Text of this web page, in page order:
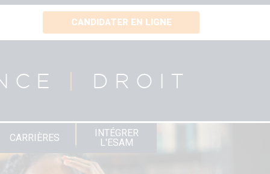
CANDIDATER EN LIGNE
DROIT
CARRIÈRES
INTÉGRER
L'ESAM